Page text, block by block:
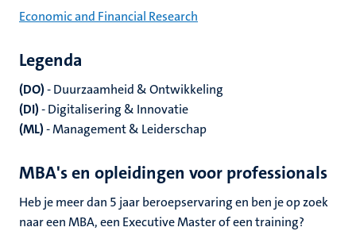
Economic and Financial Research
Legenda
(DO)-Duurzaamheid & Ontwikkeling
(DI)-Digitalisering & Innovatie
(ML)-Management & Leiderschap
MBA's en opleidingen voor professionals
Heb je meer dan 5 jaar beroepservaring en ben je op zoek
naar een MBA, een Executive Master of een training?